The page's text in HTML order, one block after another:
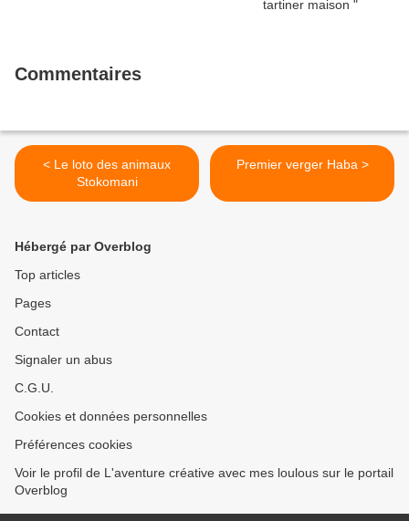
Commentaires
< Le loto des animaux
Stokomani
Premier verger Haba >
Hébergé par Overblog
Top articles
Pages
Contact
Signaler un abus
C.G.U.
Cookies et données personnelles
Préférences cookies
Voir le profil de L'aventure créative avec mes loulous sur le portail
Overblog